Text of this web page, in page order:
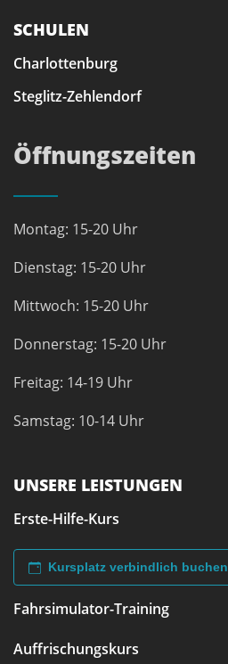
SCHULEN
Charlottenburg
Steglitz-Zehlendorf
Öffnungszeiten
Montag: 15-20 Uhr
Dienstag: 15-20 Uhr
Mittwoch: 15-20 Uhr
Donnerstag: 15-20 Uhr
Freitag: 14-19 Uhr
Samstag: 10-14 Uhr
UNSERE LEISTUNGEN
Erste-Hilfe-Kurs
Kursplatz verbindlich buchen
Fahrsimulator-Training
Auffrischungskurs